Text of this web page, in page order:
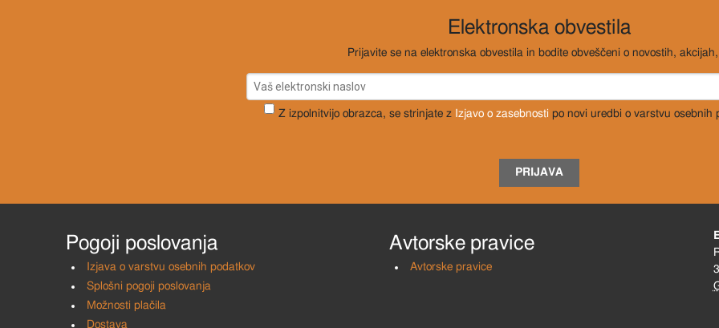
Elektronska obvestila
Prijavite se na elektronska obvestila in bodite obveščeni o novostih,
Z izpolnitvijo obrazca, se strinjate z Izjavo o zasebnosti po novi uredbi o varstvu osebnih
PRIJAVA
Pogoji poslovanja
Izjava o varstvu osebnih podatkov
Splošni pogoji poslovanja
Možnosti plačila
Dostava
Avtorske pravice
Avtorske pravice